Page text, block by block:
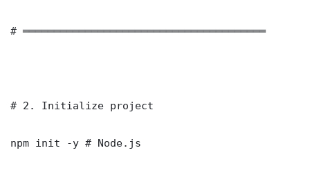
# ═══════════════════════════════════════
# 2. Initialize project
npm init -y # Node.js